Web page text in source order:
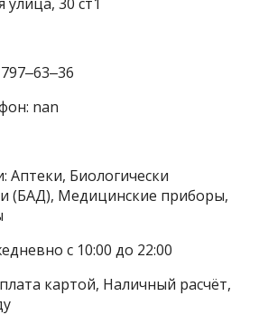
nan
Аптеки, Биологически
(БАД), Медицинские приборы,
с 10:00 до 22:00
картой, Наличный расчёт,